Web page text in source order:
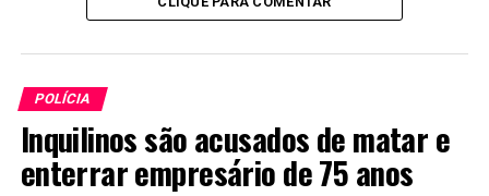
POLÍCIA
Inquilinos são acusados de matar e
enterrar empresário de 75 anos